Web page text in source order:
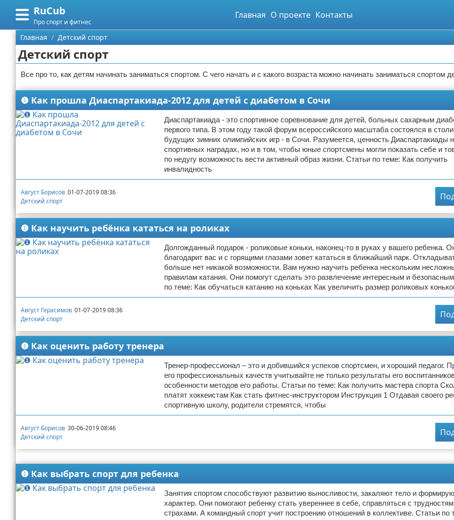
RuCub
Про спорт и фитнес
Главная О проекте Контакты
Меню
Главная
Категории
Аэробика
Разное про спорт
Баскетбол
Экстримальный спорт
Футбол
Боевые виды искусства
Как накачаться
Легкая атлетика
Водный спорт
Похудание
Йога и пилатес
Волейбол
Детский спорт
Тренировки дома
Поиск
О проекте
Контакты
Для правообладателей
Условия предоставления информации
Отказ от ответственности
Главная Детский спорт
Детский спорт
Все про то, как детям начинать заниматься спортом. С чего начать и с какого возраста можно начинать заниматься спортом
❶ Как прошла Диаспартакиада-2012 для детей с диабетом в Сочи
Диаспартакиада - это спортивное соревнование для детей, больных сахарным
первого типа. В этом году такой форум всероссийского масштаба состоялся в
будущих зимних олимпийских игр - в Сочи. Разумеется, ценность Диаспартакиады
спортивных наградах, но и в том, чтобы юные спортсмены могли показать себе и
по недугу возможность вести активный образ жизни. Статьи по теме: Как получить
инвалидность
Август Борисов 01-07-2019 08:36
Детский спорт
❶ Как научить ребёнка кататься на роликах
Долгожданный подарок - роликовые коньки, наконец-то в руках у вашего ребенка.
благодарит вас и с горящими глазами зовет кататься в ближайший парк.
больше нет никакой возможности. Вам нужно научить ребенка нескольким
правилам катания. Они помогут сделать это развлечение интересным и
по теме: Как обучаться катанию на коньках Как увеличить размер роликовых
Август Герасимов 01-07-2019 08:36
Детский спорт
❶ Как оценить работу тренера
Тренер-профессионал – это и добившийся успехов спортсмен, и хороший педагог.
его профессиональных качеств учитывайте не только результаты его
особенности методов его работы. Статьи по теме: Как получить мастера спорта
платят хоккеистам Как стать фитнес-инструктором Инструкция 1 Отдавая своего
спортивную школу, родители стремятся, чтобы
Август Борисов 30-06-2019 08:46
Детский спорт
❶ Как выбрать спорт для ребенка
Занятия спортом способствуют развитию выносливости, закаляют тело и
характер. Они помогают ребенку стать увереннее в себе, справляться с
страхами. А командный спорт учит построению отношений в коллективе. Статьи по